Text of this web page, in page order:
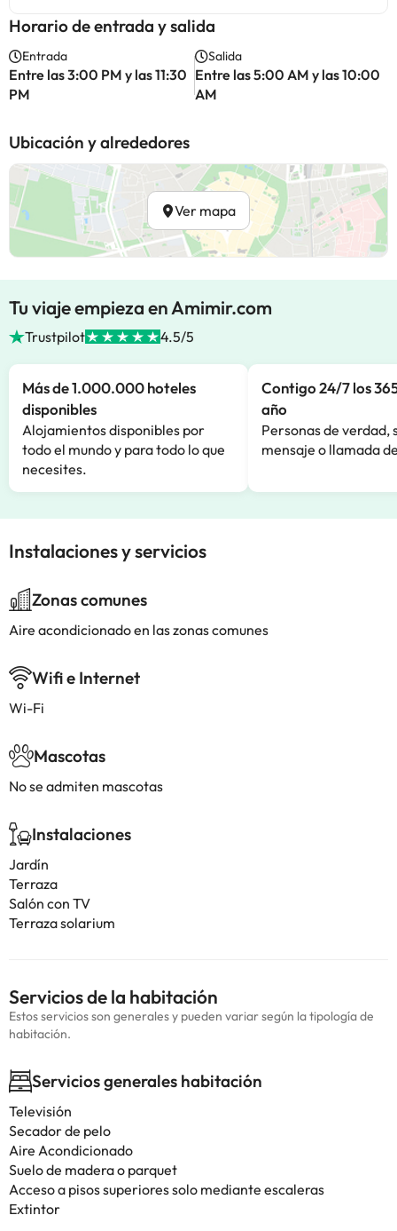
Horario de entrada y salida
Entrada
Entre las 3:00 PM y las 11:30
PM
Salida
Entre las 5:00 AM y las 10:00
AM
Ubicación y alrededores
Ver mapa
Tu viaje empieza en Amimir.com
Trustpilot 4.5/5
Más de 1.000.000 hoteles
disponibles
Alojamientos disponibles por
todo el mundo y para todo lo que
necesites.
Contigo 24/7 los
año
Personas de verdad,
mensaje o llamada
Instalaciones y servicios
Zonas comunes
Aire acondicionado en las zonas comunes
Wifi e Internet
Wi-Fi
Mascotas
No se admiten mascotas
Instalaciones
Jardín
Terraza
Salón con TV
Terraza solarium
Servicios de la habitación
Estos servicios son generales y pueden variar según la tipología de
habitación.
Servicios generales habitación
Televisión
Secador de pelo
Aire Acondicionado
Suelo de madera o parquet
Acceso a pisos superiores solo mediante escaleras
Extintor